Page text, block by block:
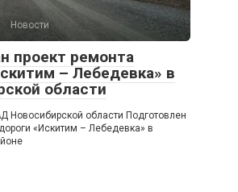
Новости
проект ремонта
– Лебедевка» в
области
Новосибирской области Подготовлен
«Искитим – Лебедевка» в